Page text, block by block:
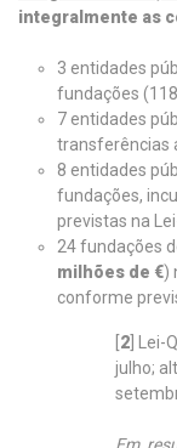
integralmente as
3 entidades
fundações
7 entidades
transferências
8 entidades
fundações,
previstas na
24 fundações
milhões de €)
conforme
2 ]
julho;